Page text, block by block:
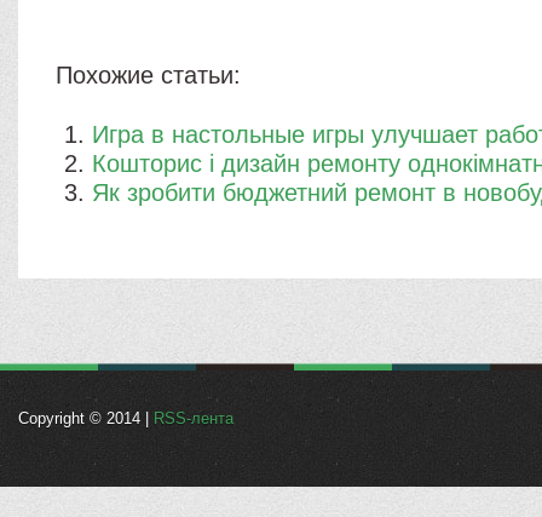
Похожие статьи:
Игра в настольные игры улучшает
Кошторис і дизайн ремонту
Як зробити бюджетний ремонт в
Copyright © 2014 | RSS-лента